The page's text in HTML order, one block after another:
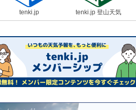
tenki.jp tenki.jp 登山天気